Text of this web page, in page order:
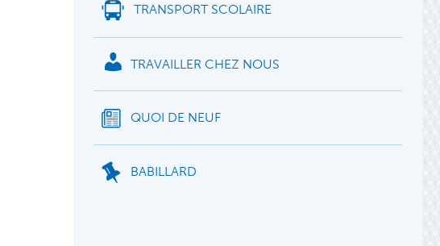
TRANSPORT SCOLAIRE
TRAVAILLER CHEZ NOUS
QUOI DE NEUF
BABILLARD